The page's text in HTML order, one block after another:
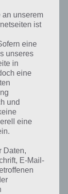
in Top
Strategie und
ausrichten.
so viele Spieler
zu lassen. Diese
angezeigt.
gelbes
Offensive Spieler
welche auch
du im
eine Raute
MR). Wenn du es
dein Team mit
an unserem
ist
eine
unseres
in
eine
und
eine
Daten,
E-Mail-